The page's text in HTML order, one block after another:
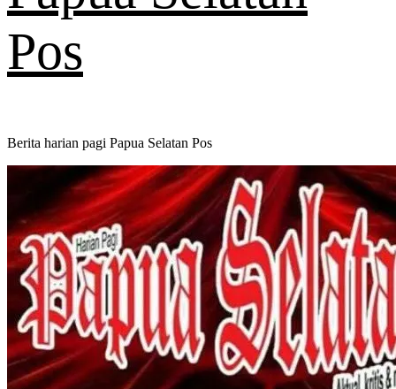
Pos
Berita harian pagi Papua Selatan Pos
Primary